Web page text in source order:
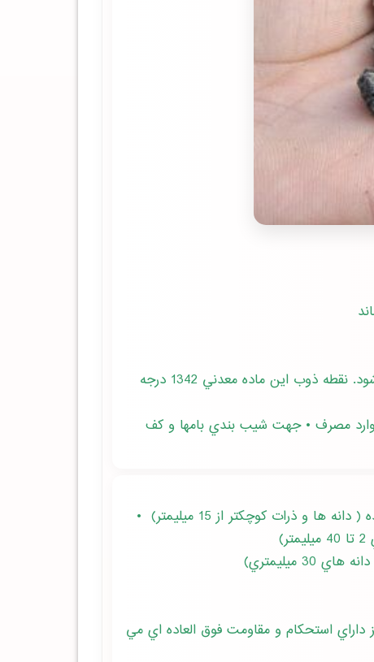
• مقاوم در مقابل آتش سوزي؛ به طوري كه تا 760 درجه سانتيگراد هيچ تغييري در حجم و شكل آن حاصل نمي شود. نقطه ذوب اين ماده معدني 1342 درجه
مصرف • جهت شيب بندي بامها و كف
• براي تهيه بلوكهاي سبك سقفي و ديواري، مو زائيك سبك، بتون سبك، براي قطعات باربر سبك و قطعات جدا كننده ( دانه ها و ذرات كوچكتر از 15 ميليمتر) •
استحكام و مقاومت فوق العاده اي مي